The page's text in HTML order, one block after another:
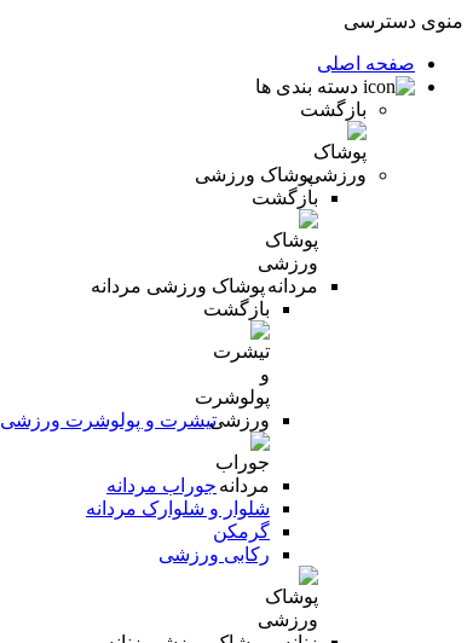
منوی دسترسی
صفحه اصلی
دسته بندی ها
بازگشت
پوشاک ورزشی
بازگشت
پوشاک ورزشی مردانه
بازگشت
تیشرت و پولوشرت ورزشی
جوراب مردانه
شلوار و شلوارک مردانه
گرمکن
رکابی ورزشی